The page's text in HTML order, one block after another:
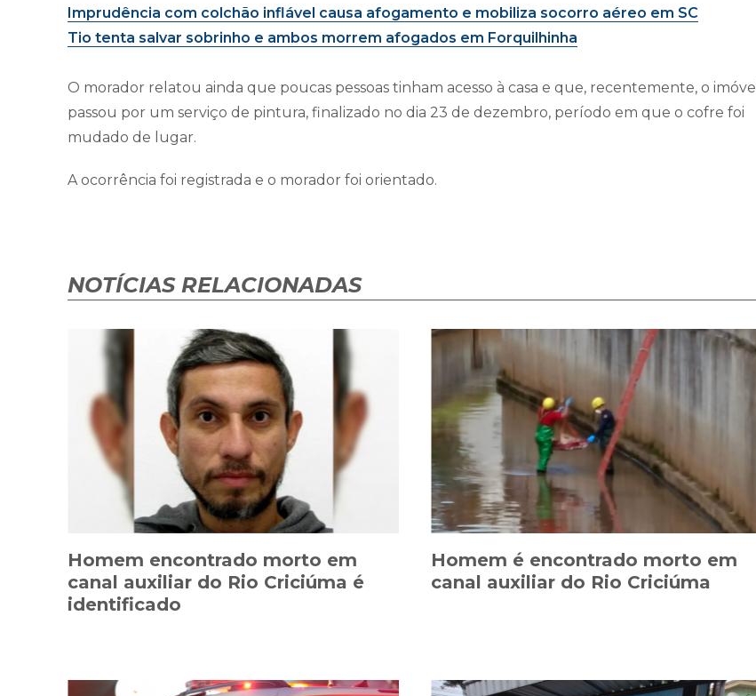
Imprudência com colchão inflável causa afogamento e mobiliza socorro aéreo em SC
Tio tenta salvar sobrinho e ambos morrem afogados em Forquilhinha
O morador relatou ainda que poucas pessoas tinham acesso à casa e que, recentemente, o imóvel
passou por um serviço de pintura, finalizado no dia 23 de dezembro, período em que o cofre foi
mudado de lugar.
A ocorrência foi registrada e o morador foi orientado.
NOTÍCIAS RELACIONADAS
Homem encontrado morto em
canal auxiliar do Rio Criciúma é
identificado
Homem é encontrado morto em
canal auxiliar do Rio Criciúma